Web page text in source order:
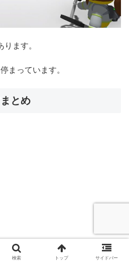
ます。
まっています。
とめ
検索 トップ サイドバー